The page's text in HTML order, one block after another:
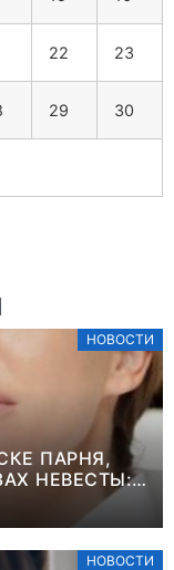
22 23
29 30
НОВОСТИ
ПАРНЯ,
НЕВЕСТЫ:
НОВОСТИ